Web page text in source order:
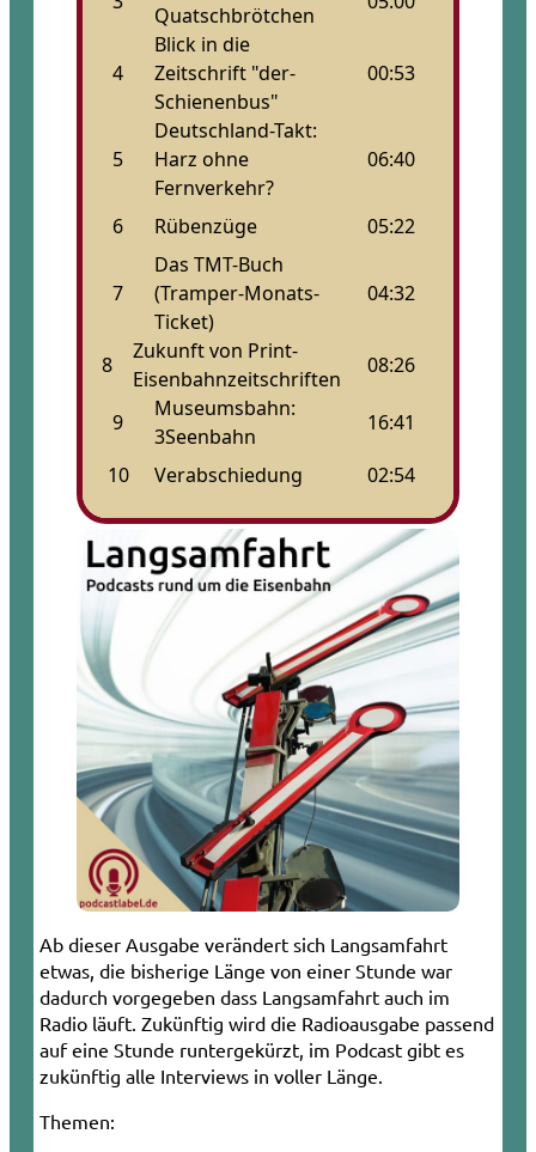
Ab dieser Ausgabe verändert sich Langsamfahrt
etwas, die bisherige Länge von einer Stunde war
dadurch vorgegeben dass Langsamfahrt auch im
Radio läuft. Zukünftig wird die Radioausgabe passend
auf eine Stunde runtergekürzt, im Podcast gibt es
zukünftig alle Interviews in voller Länge.
Themen: